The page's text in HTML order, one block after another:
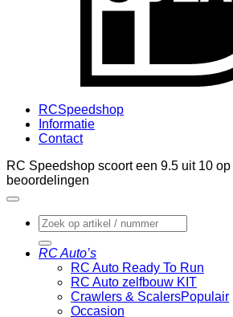
RCSpeedshop
Informatie
Contact
RC Speedshop scoort een 9.5 uit 10 op
beoordelingen
Zoeken
naar:
RC Auto’s
RC Auto Ready To Run
RC Auto zelfbouw KIT
Crawlers & Scalers
Occasion